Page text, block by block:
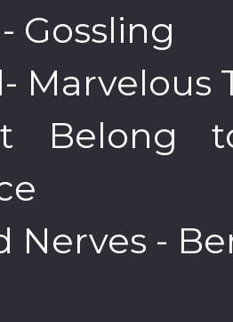
Gossling
Marvelous
Belong
Nerves -